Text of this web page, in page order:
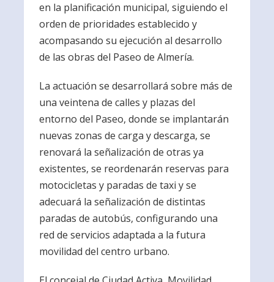
en la planificación municipal, siguiendo el
orden de prioridades establecido y
acompasando su ejecución al desarrollo
de las obras del Paseo de Almería.
La actuación se desarrollará sobre más de
una veintena de calles y plazas del
entorno del Paseo, donde se implantarán
nuevas zonas de carga y descarga, se
renovará la señalización de otras ya
existentes, se reordenarán reservas para
motocicletas y paradas de taxi y se
adecuará la señalización de distintas
paradas de autobús, configurando una
red de servicios adaptada a la futura
movilidad del centro urbano.